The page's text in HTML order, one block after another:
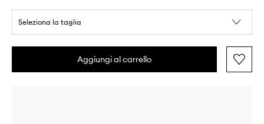
Seleziona la taglia
Aggiungi al carrello